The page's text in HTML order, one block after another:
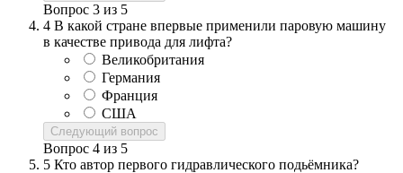
Вопрос 3 из 5
4 В какой стране впервые применили паровую машину
в качестве привода для лифта?
Великобритания
Германия
Франция
США
Следующий вопрос
Вопрос 4 из 5
5 Кто автор первого гидравлического подьёмника?